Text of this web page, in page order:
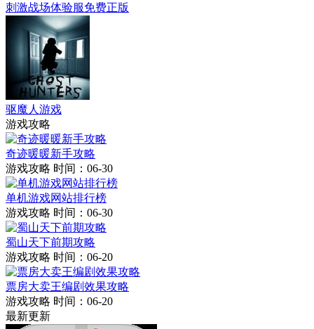
刺激战场体验服免费正版
驱魔人游戏
游戏攻略
奇迹暖暖新手攻略
游戏攻略 时间：06-30
单机游戏网站排行榜
游戏攻略 时间：06-30
蜀山天下前期攻略
游戏攻略 时间：06-20
票房大卖王编剧效果攻略
游戏攻略 时间：06-20
最新更新